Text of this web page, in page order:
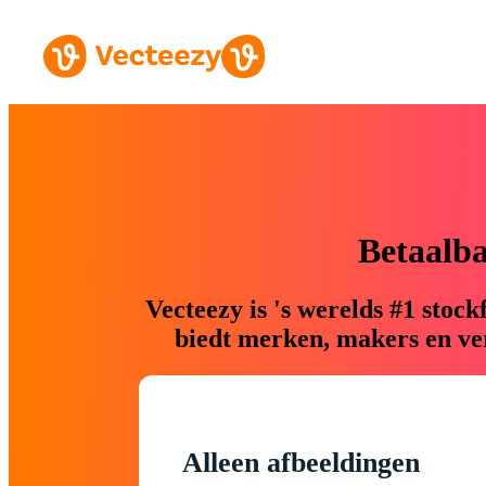
Vecteezy is 's werelds #1
biedt merken, makers en
Alleen afbeeldingen